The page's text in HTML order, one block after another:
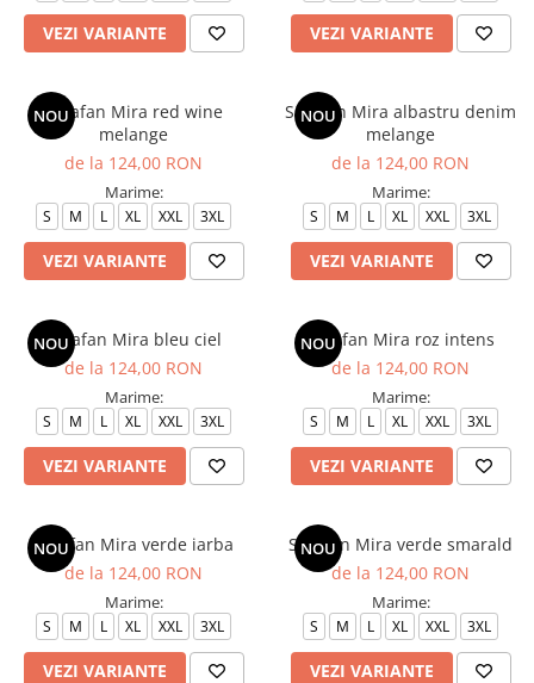
VEZI VARIANTE VEZI VARIANTE
NOU
Sarafan Mira red wine
melange
de la 124,00 RON
Marime:
S M L XL XXL 3XL
VEZI VARIANTE
NOU
Sarafan Mira albastru denim
melange
de la 124,00 RON
Marime:
S M L XL XXL 3XL
VEZI VARIANTE
NOU
Sarafan Mira bleu ciel
de la 124,00 RON
Marime:
S M L XL XXL 3XL
VEZI VARIANTE
NOU
Sarafan Mira roz intens
de la 124,00 RON
Marime:
S M L XL XXL 3XL
VEZI VARIANTE
NOU
Sarafan Mira verde iarba
de la 124,00 RON
Marime:
S M L XL XXL 3XL
VEZI VARIANTE
NOU
Sarafan Mira verde smarald
de la 124,00 RON
Marime:
S M L XL XXL 3XL
VEZI VARIANTE